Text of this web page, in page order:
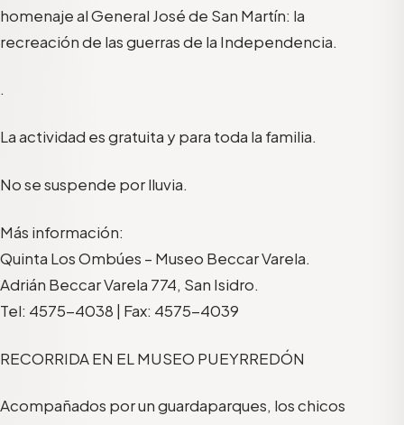
homenaje al General José de San Martín: la
recreación de las guerras de la Independencia.
.
La actividad es gratuita y para toda la familia.
No se suspende por lluvia.
Más información:
Quinta Los Ombúes – Museo Beccar Varela.
Adrián Beccar Varela 774, San Isidro.
Tel: 4575-4038 | Fax: 4575-4039
RECORRIDA EN EL MUSEO PUEYRREDÓN
Acompañados por un guardaparques, los chicos